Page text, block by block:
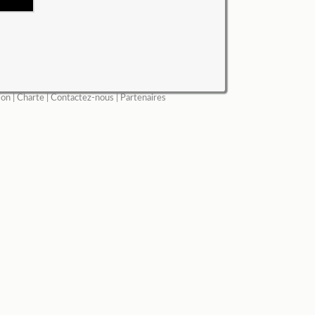
| Charte| Contactez-nous Partenaires